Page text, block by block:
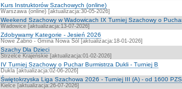
Kurs Instruktorów Szachowych (online)
Warszawa (online) [aktualizacja:30-05-2026]
Weekend Szachowy w Wadowicach IX Turniej Szachowy o
Wadowice [aktualizacja:13-07-2026]
Zdobywamy Kategorie - Jesień 2026
Nowe Żabno - Gmina Nowa Sól [aktualizacja:18-01-2026]
Szachy Dla Dzieci
Strzelce Krajeńskie [aktualizacja:01-02-2026]
IV Turniej Szachowy o Puchar Burmistrza Dukli - Turniej B
Dukla [aktualizacja:02-06-2026]
Świętokrzyska Liga Szachowa 2026 - Turniej III (A) - od 1600
Kielce [aktualizacja:26-07-2026]